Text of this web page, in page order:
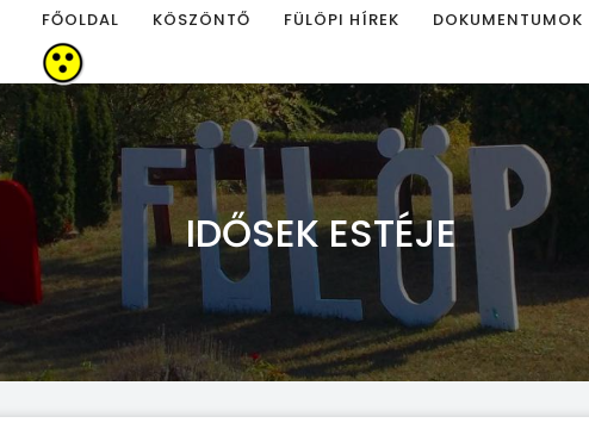
FŐOLDAL KÖSZÖNTŐ FÜLÖPI HÍREK DOKUMENTUMOK
IDŐSEK ESTÉJE